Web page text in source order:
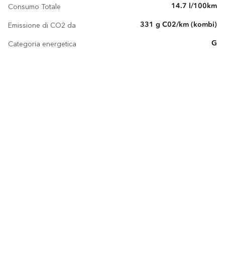
Consumo Totale 14.7 l/100km
Emissione di CO2 da 331 g C02/km (kombi)
Categoria energetica G